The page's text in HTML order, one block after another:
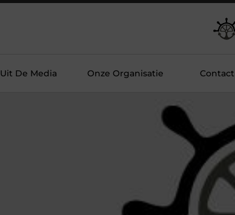
Uit De Media Onze Organisatie Contact